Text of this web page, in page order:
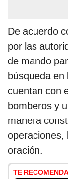
De acuerdo
por las
de mando
búsqueda en
cuentan con
bomberos y
manera
operaciones,
oración.
TE